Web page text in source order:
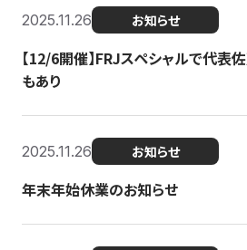
2025.11.26 お知らせ
【12/6開催】FRJスペシャルで代表
もあり
2025.11.26 お知らせ
年末年始休業のお知らせ